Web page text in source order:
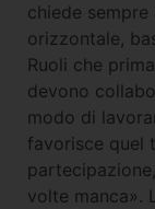
chiede
orizzontale,
Ruoli che
devono
modo di
favorisce quel
volte manca».